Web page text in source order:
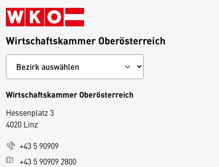
Wirtschaftskammer Oberösterreich
Wirtschaftskammer Oberösterreich
Hessenplatz 3
4020 Linz
+43 5 90909
+43 5 90909 2800
D